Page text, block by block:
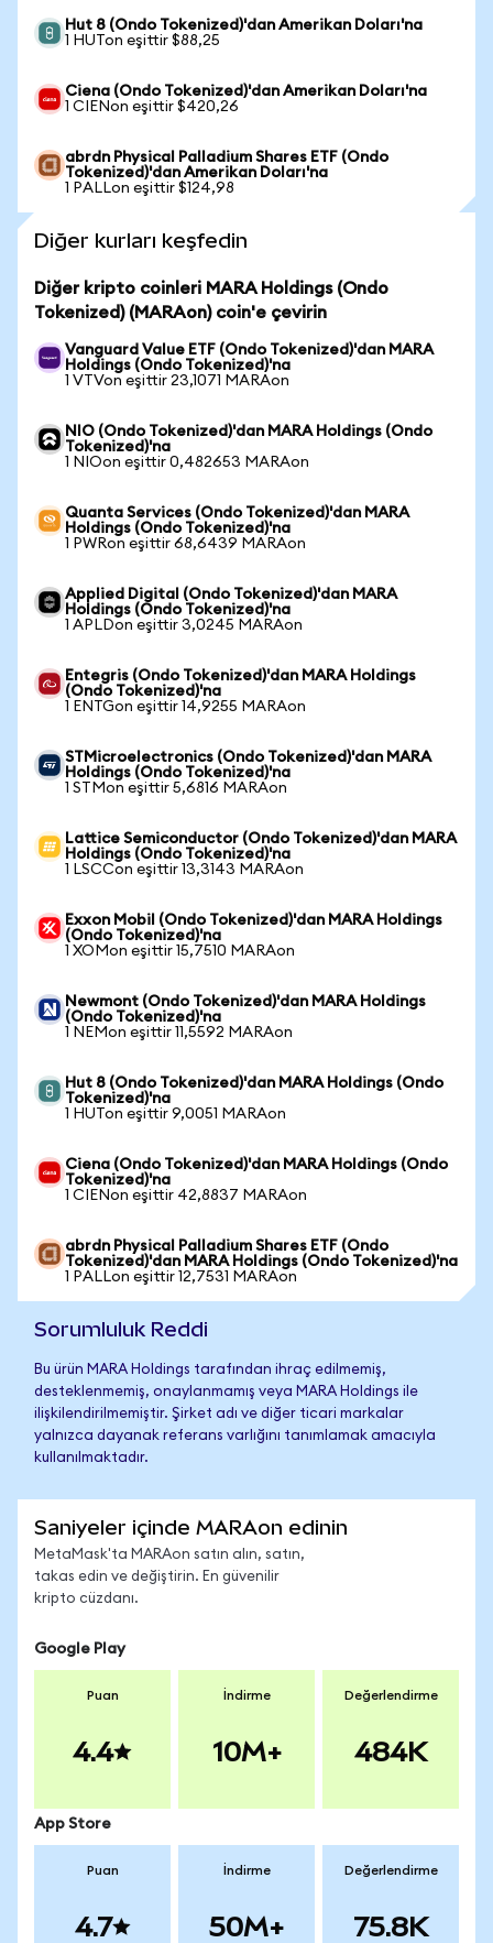
Hut 8 (Ondo Tokenized)'dan Amerikan Doları'na
1 HUTon eşittir $88,25
Ciena (Ondo Tokenized)'dan Amerikan Doları'na
1 CIENon eşittir $420,26
abrdn Physical Palladium Shares ETF (Ondo
Tokenized)'dan Amerikan Doları'na
1 PALLon eşittir $124,98
Diğer kurları keşfedin
Diğer kripto coinleri MARA Holdings (Ondo
Tokenized) (MARAon) coin'e çevirin
Vanguard Value ETF (Ondo Tokenized)'dan MARA
Holdings (Ondo Tokenized)'na
1 VTVon eşittir 23,1071 MARAon
NIO (Ondo Tokenized)'dan MARA Holdings (Ondo
Tokenized)'na
1 NIOon eşittir 0,482653 MARAon
Quanta Services (Ondo Tokenized)'dan MARA
Holdings (Ondo Tokenized)'na
1 PWRon eşittir 68,6439 MARAon
Applied Digital (Ondo Tokenized)'dan MARA
Holdings (Ondo Tokenized)'na
1 APLDon eşittir 3,0245 MARAon
Entegris (Ondo Tokenized)'dan MARA Holdings
(Ondo Tokenized)'na
1 ENTGon eşittir 14,9255 MARAon
STMicroelectronics (Ondo Tokenized)'dan MARA
Holdings (Ondo Tokenized)'na
1 STMon eşittir 5,6816 MARAon
Lattice Semiconductor (Ondo Tokenized)'dan MARA
Holdings (Ondo Tokenized)'na
1 LSCCon eşittir 13,3143 MARAon
Exxon Mobil (Ondo Tokenized)'dan MARA Holdings
(Ondo Tokenized)'na
1 XOMon eşittir 15,7510 MARAon
Newmont (Ondo Tokenized)'dan MARA Holdings
(Ondo Tokenized)'na
1 NEMon eşittir 11,5592 MARAon
Hut 8 (Ondo Tokenized)'dan MARA Holdings (Ondo
Tokenized)'na
1 HUTon eşittir 9,0051 MARAon
Ciena (Ondo Tokenized)'dan MARA Holdings (Ondo
Tokenized)'na
1 CIENon eşittir 42,8837 MARAon
abrdn Physical Palladium Shares ETF (Ondo
Tokenized)'dan MARA Holdings (Ondo Tokenized)'na
1 PALLon eşittir 12,7531 MARAon
Sorumluluk Reddi
Bu ürün MARA Holdings tarafından ihraç edilmemiş,
desteklenmemiş, onaylanmamış veya MARA Holdings ile
ilişkilendirilmemiştir. Şirket adı ve diğer ticari markalar
yalnızca dayanak referans varlığını tanımlamak amacıyla
kullanılmaktadır.
Saniyeler içinde MARAon edinin
MetaMask'ta MARAon satın alın, satın,
takas edin ve değiştirin. En güvenilir
kripto cüzdanı.
Google Play
Puan
4.4
İndirme
10M+
Değerlendirme
484K
App Store
Puan
4.7
İndirme
50M+
Değerlendirme
75.8K